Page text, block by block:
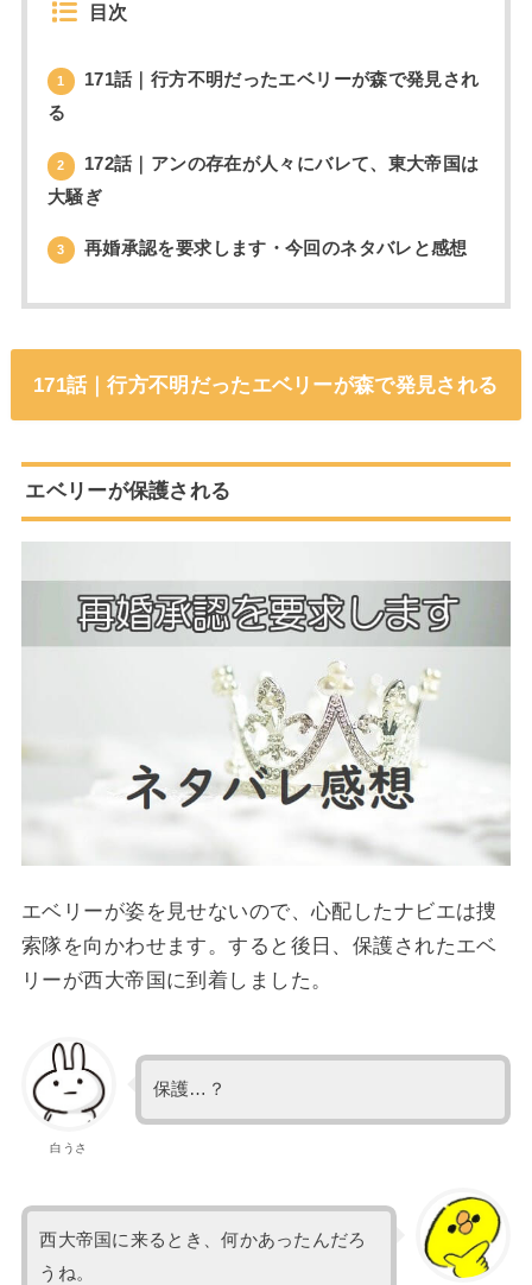
目次
1
171話｜行方不明だったエベリーが森で発見され
る
2
172話｜アンの存在が人々にバレて、東大帝国は
大騒ぎ
3 再婚承認を要求します・今回のネタバレと感想
171話｜行方不明だったエベリーが森で発見される
エベリーが保護される
エベリーが姿を見せないので、心配したナビエは捜
索隊を向かわせます。すると後日、保護されたエベ
リーが西大帝国に到着しました。
白うさ
保護…？
西大帝国に来るとき、何かあったんだろ
うね。